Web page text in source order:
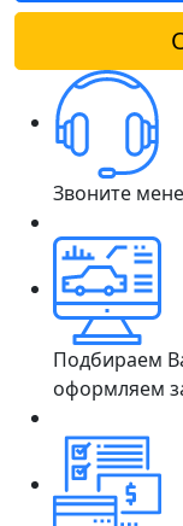
Звоните
Подбираем
оформляем